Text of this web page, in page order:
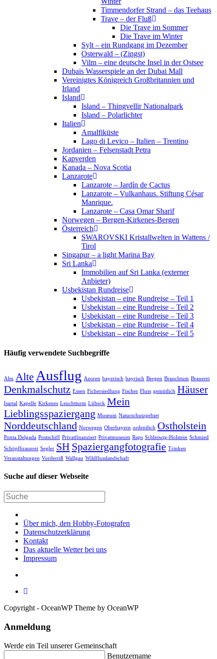
Timmendorfer Strand – das Teehaus
Trave – der Fluß
Die Trave im Sommer
Die Trave im Winter
Sylt – ein Rundgang im Dezember
Osterwald – (Zingst)
Vilm – eine deutsche Insel in der Ostsee
Dubais Wasserspiele an der Dubai Mall
Vereinigtes Königreich Großbritannien und
Irland
Island
Island – Thingvellir Nationalpark
Island – Polarlichter
Italien
Amalfiküste
Lago di Levico – Italien – Trentino
Jordanien – Felsenstadt Petra
Kapverden
Kanada – Nova Scotia
Lanzarote
Lanzarote – Jardín de Cactus
Lanzarote – Vulkanhaus. Stiftung César
Manrique.
Lanzarote – Casa Omar Sharif
Norwegen – Bergen-Kirkenes-Bergen
Österreich
SWAROVSKI Kristallwelten in Wattens /
Tirol
Singapur – a light Marina Bay
Sri Lanka
Immobilien auf Sri Lanka (externer
Anbieter)
Usbekistan Rundreise
Usbekistan – eine Rundreise – Teil 1
Usbekistan – eine Rundreise – Teil 2
Usbekistan – eine Rundreise – Teil 3
Usbekistan – eine Rundreise – Teil 4
Usbekistan – eine Rundreise – Teil 5
Häufig verwendete Suchbegriffe
Alm Alte Ausflug Azoren bayerisch bayrisch Bergen Brauchtum Brauerei
Denkmalschutz Essen Fichersiedlung Fischer Fluss gemütlich Häuser
Isartal Kapelle Kirkenes Leuchtturm Lübeck Mein
Lieblingsspaziergang Museum Naturschutzgebiet
Norddeutschland Norwegen Oberbayern ordentlich Ostholstein
Ponta Delgada Postschiff Privatfinanziert Privatmuseum Raps Schleswig-Holstein Schmied
Schöpfbrauerei Segler SH Spaziergangfotografie Trinken
Veranstaltungen Vorderriß Wallgau Wildflusslandschaft
Suche auf dieser Webseite
Über mich, den Hobby-Fotografen
Datenschutzerklärung
Kontakt
Das aktuelle Wetter bei uns
Impressum
Copyright - OceanWP Theme by OceanWP
Anmeldung
Werde ein Teil unserer Gemeinschaft
Benutzername